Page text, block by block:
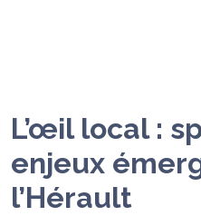
L’œil local :
enjeux
l’Hérault